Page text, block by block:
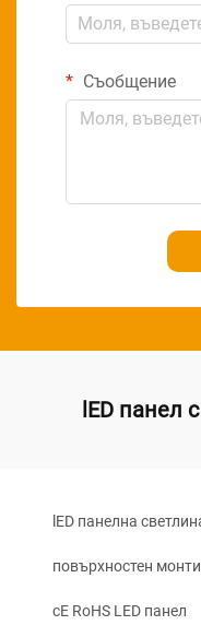
Съобщение
lED панел
lED панелна
повърхностен
cE RoHS LED панел